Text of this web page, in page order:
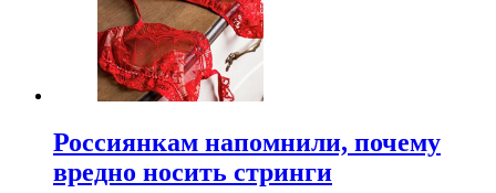
Россиянкам напомнили, почему
вредно носить стринги